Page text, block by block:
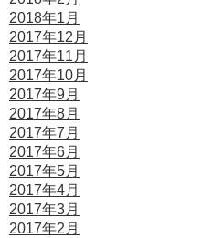
2018年1月
2017年12月
2017年11月
2017年10月
2017年9月
2017年8月
2017年7月
2017年6月
2017年5月
2017年4月
2017年3月
2017年2月